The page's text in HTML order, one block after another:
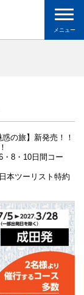
メニュー
の旅】新発売！！
8・10日間コー
本ツーリスト特約